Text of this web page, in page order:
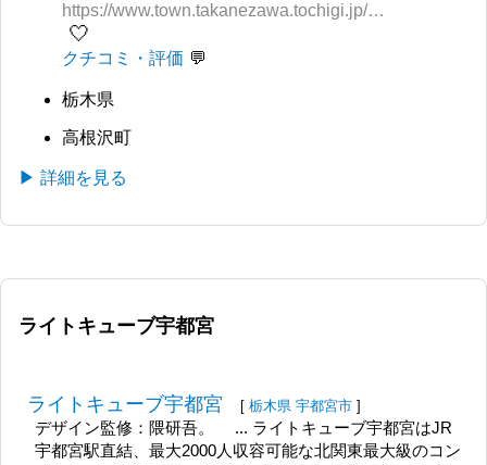
https://www.town.takanezawa.tochigi.jp/kanko/spot/JRhousyakujieki.html
🤍
クチコミ・評価
栃木県
高根沢町
▶ 詳細を見る
ライトキューブ宇都宮
ライトキューブ宇都宮 [ 栃木県 宇都宮市 ]
デザイン監修：隈研吾。 ... ライトキューブ宇都宮はJR
宇都宮駅直結、最大2000人収容可能な北関東最大級のコン